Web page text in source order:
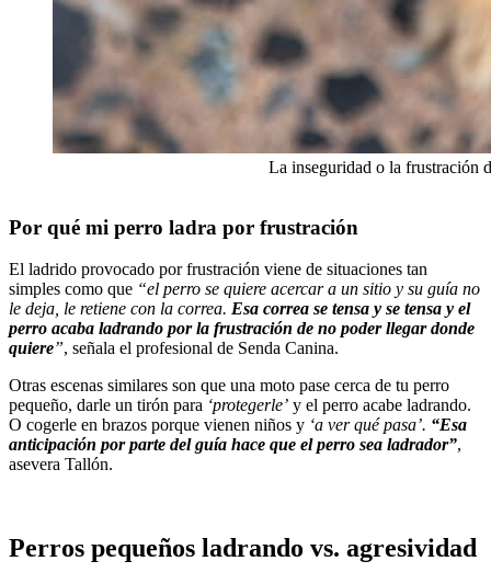
La inseguridad o la frustración
Por qué mi perro ladra por frustración
El ladrido provocado por frustración viene de situaciones tan
simples como que “el perro se quiere acercar a un sitio y su guía no
le deja, le retiene con la correa. Esa correa se tensa y se tensa y el
perro acaba ladrando por la frustración de no poder llegar donde
quiere”, señala el profesional de Senda Canina.
Otras escenas similares son que una moto pase cerca de tu perro
pequeño, darle un tirón para ‘protegerle’ y el perro acabe ladrando.
O cogerle en brazos porque vienen niños y ‘a ver qué pasa’. “Esa
anticipación por parte del guía hace que el perro sea ladrador”,
asevera Tallón.
Perros pequeños ladrando vs. agresividad